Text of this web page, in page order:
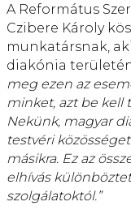
A Református
Czibere Károly
munkatársnak,
diakónia területén.
meg ezen az
minket, azt be kell
Nekünk, magyar
testvéri
másikra. Ez az
elhívás
szolgálatoktól.”